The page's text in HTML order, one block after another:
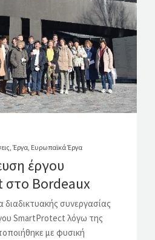
Έργα Ευρωπαϊκά Έργα
έργου
Bordeaux
συνεργασίας
SmartProtect λόγω της
με φυσική